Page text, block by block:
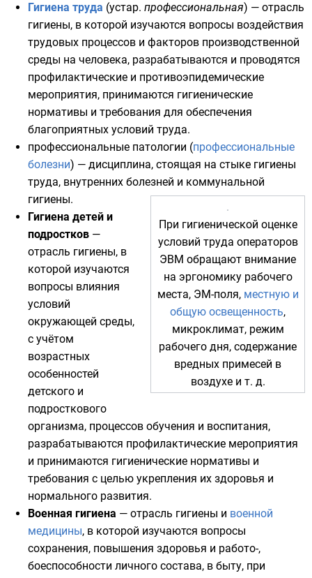
Гигиена труда (устар. профессиональная) — отрасль
гигиены, в которой изучаются вопросы воздействия
трудовых процессов и факторов производственной
среды на человека, разрабатываются и проводятся
профилактические и противоэпидемические
мероприятия, принимаются гигиенические
нормативы и требования для обеспечения
благоприятных условий труда.
профессиональные патологии (профессиональные
болезни) — дисциплина, стоящая на стыке гигиены
труда, внутренних болезней и коммунальной
гигиены.
При гигиенической оценке
условий труда операторов
ЭВМ обращают внимание
на эргономику рабочего
места, ЭМ-поля, местную и
общую освещенность,
микроклимат, режим
рабочего дня, содержание
вредных примесей в
воздухе и т. д.
Гигиена детей и
подростков —
отрасль гигиены, в
которой изучаются
вопросы влияния
условий
окружающей среды,
с учётом
возрастных
особенностей
детского и
подросткового
организма, процессов обучения и воспитания,
разрабатываются профилактические мероприятия
и принимаются гигиенические нормативы и
требования с целью укрепления их здоровья и
нормального развития.
Военная гигиена — отрасль гигиены и военной
медицины, в которой изучаются вопросы
сохранения, повышения здоровья и работо-,
боеспособности личного состава, в быту, при